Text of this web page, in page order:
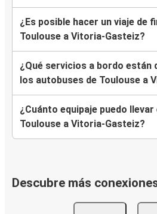
¿Es posible hacer un viaje de
Toulouse a Vitoria-Gasteiz?
¿Qué servicios a bordo están
los autobuses de Toulouse a
¿Cuánto equipaje puedo
Toulouse a Vitoria-Gasteiz?
Descubre más